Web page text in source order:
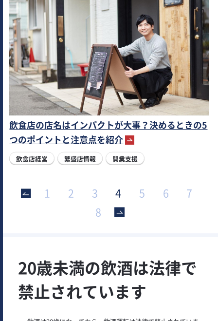
飲食店の店名はインパクトが大事？決めるときの5
つのポイントと注意点を紹介
飲食店経営 繁盛店情報 開業支援
1 2 3 4 5 6
7
8
20歳未満の飲酒は法律で
禁止されています